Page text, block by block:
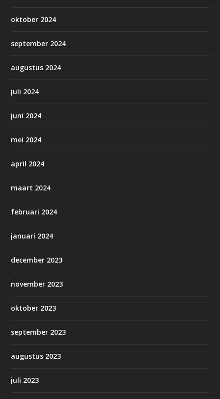
oktober 2024
september 2024
augustus 2024
juli 2024
juni 2024
mei 2024
april 2024
maart 2024
februari 2024
januari 2024
december 2023
november 2023
oktober 2023
september 2023
augustus 2023
juli 2023